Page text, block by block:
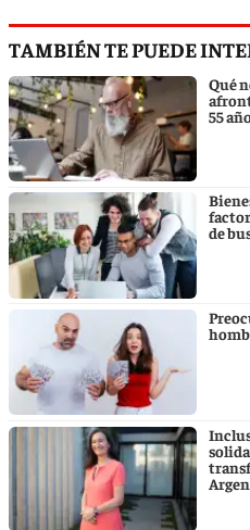
TAMBIÉN TE PUEDE
Qué
55
de